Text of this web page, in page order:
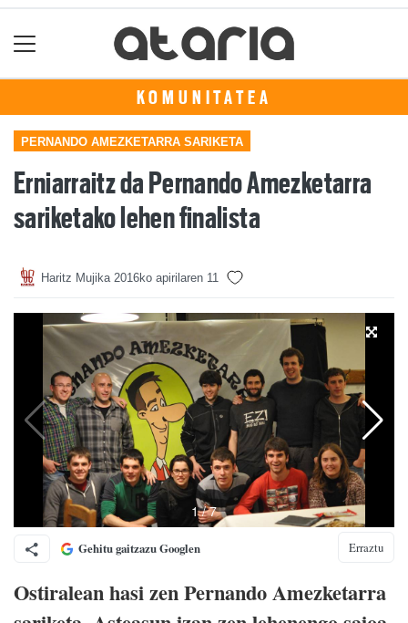
KOMUNITATEA
PERNANDO AMEZKETARRA SARIKETA
Erniarraitz da Pernando Amezketarra
sariketako lehen finalista
Haritz Mujika 2016ko apirilaren 11
Gehitu gaitzazu Googlen Erraztu
Ostiralean hasi zen Pernando Amezketarra